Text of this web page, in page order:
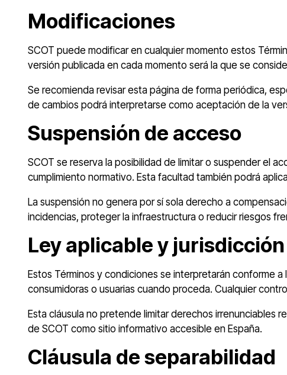
Modificaciones
SCOT puede modificar en cualquier momento estos
versión publicada en cada momento será la que se
Se recomienda revisar esta página de forma periódica,
de cambios podrá interpretarse como aceptación de la
Suspensión de acceso
SCOT se reserva la posibilidad de limitar o suspender el
cumplimiento normativo. Esta facultad también podrá
La suspensión no genera por sí sola derecho a
incidencias, proteger la infraestructura o reducir riesgos
Ley aplicable y jurisdicción
Estos Términos y condiciones se interpretarán conforme
consumidoras o usuarias cuando proceda. Cualquier
Esta cláusula no pretende limitar derechos irrenunciables
de SCOT como sitio informativo accesible en España.
Cláusula de separabilidad